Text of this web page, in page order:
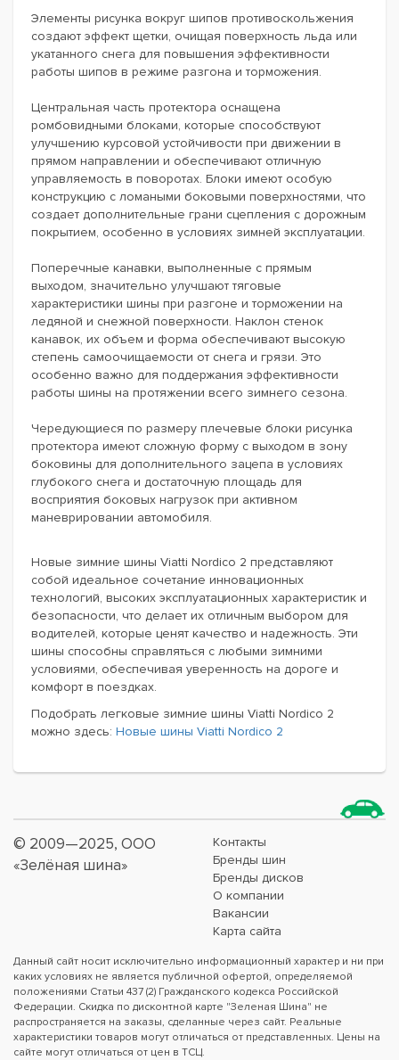
Элементы рисунка вокруг шипов противоскольжения
создают эффект щетки, очищая поверхность льда или
укатанного снега для повышения эффективности
работы шипов в режиме разгона и торможения.
Центральная часть протектора оснащена
ромбовидными блоками, которые способствуют
улучшению курсовой устойчивости при движении в
прямом направлении и обеспечивают отличную
управляемость в поворотах. Блоки имеют особую
конструкцию с ломаными боковыми поверхностями, что
создает дополнительные грани сцепления с дорожным
покрытием, особенно в условиях зимней эксплуатации.
Поперечные канавки, выполненные с прямым
выходом, значительно улучшают тяговые
характеристики шины при разгоне и торможении на
ледяной и снежной поверхности. Наклон стенок
канавок, их объем и форма обеспечивают высокую
степень самоочищаемости от снега и грязи. Это
особенно важно для поддержания эффективности
работы шины на протяжении всего зимнего сезона.
Чередующиеся по размеру плечевые блоки рисунка
протектора имеют сложную форму с выходом в зону
боковины для дополнительного зацепа в условиях
глубокого снега и достаточную площадь для
восприятия боковых нагрузок при активном
маневрировании автомобиля.
Новые зимние шины Viatti Nordico 2 представляют
собой идеальное сочетание инновационных
технологий, высоких эксплуатационных характеристик и
безопасности, что делает их отличным выбором для
водителей, которые ценят качество и надежность. Эти
шины способны справляться с любыми зимними
условиями, обеспечивая уверенность на дороге и
комфорт в поездках.
Подобрать легковые зимние шины Viatti Nordico 2
можно здесь: Новые шины Viatti Nordico 2
© 2009—2025, ООО
«Зелёная шина»
Контакты
Бренды шин
Бренды дисков
О компании
Вакансии
Карта сайта
Данный сайт носит исключительно информационный характер и ни при
каких условиях не является публичной офертой, определяемой
положениями Статьи 437 (2) Гражданского кодекса Российской
Федерации. Скидка по дисконтной карте "Зеленая Шина" не
распространяется на заказы, сделанные через сайт. Реальные
характеристики товаров могут отличаться от представленных. Цены на
сайте могут отличаться от цен в ТСЦ.